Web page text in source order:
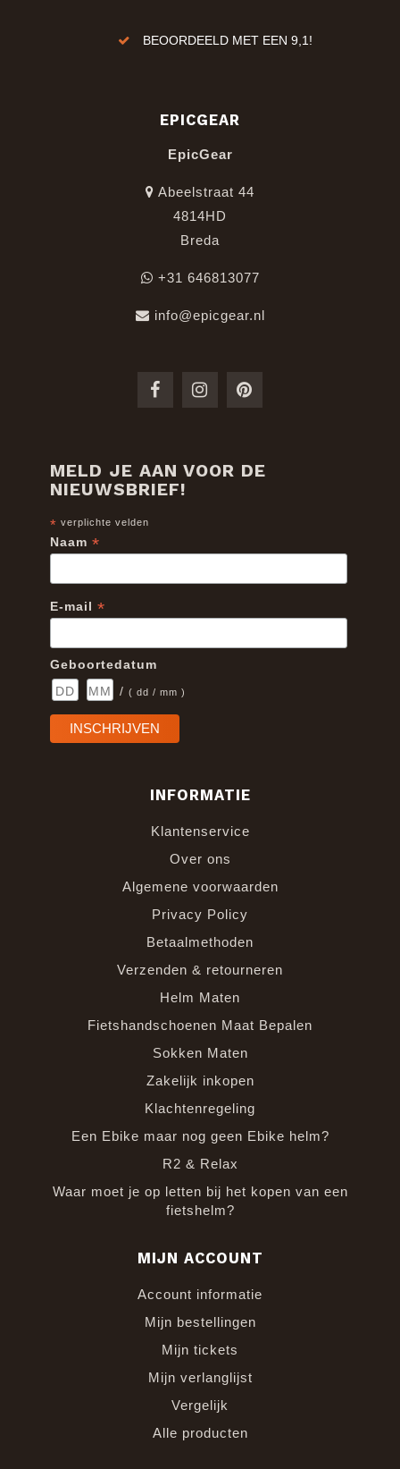
BEOORDEELD MET EEN 9,1!
EPICGEAR
EpicGear
Abeelstraat 44
4814HD
Breda
+31 646813077
info@epicgear.nl
MELD JE AAN VOOR DE
NIEUWSBRIEF!
* verplichte velden
Naam *
E-mail *
Geboortedatum
/ ( dd / mm )
INFORMATIE
Klantenservice
Over ons
Algemene voorwaarden
Privacy Policy
Betaalmethoden
Verzenden & retourneren
Helm Maten
Fietshandschoenen Maat Bepalen
Sokken Maten
Zakelijk inkopen
Klachtenregeling
Een Ebike maar nog geen Ebike helm?
R2 & Relax
Waar moet je op letten bij het kopen van een
fietshelm?
MIJN ACCOUNT
Account informatie
Mijn bestellingen
Mijn tickets
Mijn verlanglijst
Vergelijk
Alle producten